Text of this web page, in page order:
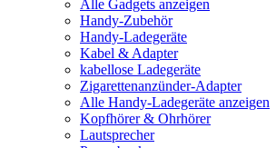
Alle Gadgets anzeigen
Handy-Zubehör
Handy-Ladegeräte
Kabel & Adapter
kabellose Ladegeräte
Zigarettenanzünder-Adapter
Alle Handy-Ladegeräte anzeigen
Kopfhörer & Ohrhörer
Lautsprecher